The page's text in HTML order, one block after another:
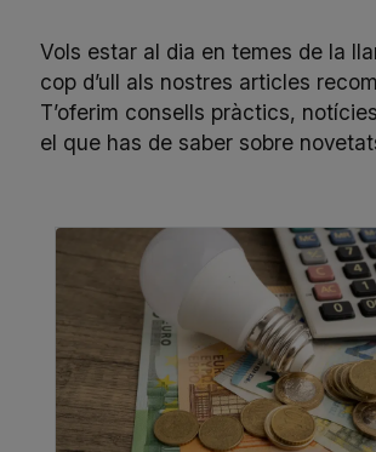
Vols estar al dia en temes de la
cop d’ull als nostres articles
T’oferim consells pràctics,
el que has de saber sobre